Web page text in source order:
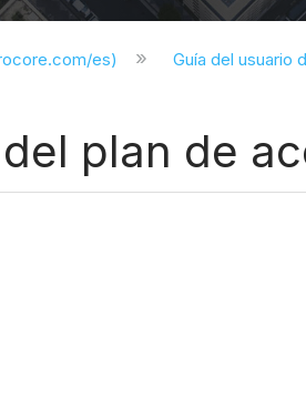
es) Guía del usuario
plan de